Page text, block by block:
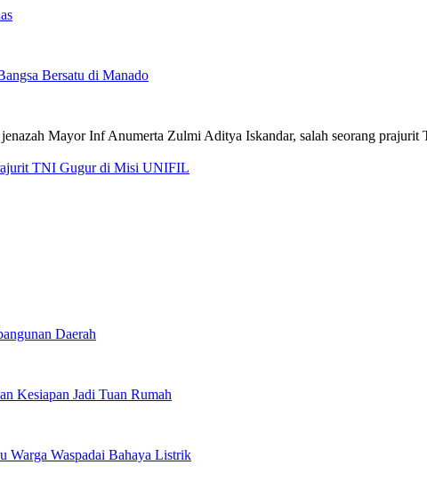
Bersatu di Manado
TNI Gugur di Misi UNIFIL
Daerah
Kesiapan Jadi Tuan Rumah
Warga Waspadai Bahaya Listrik